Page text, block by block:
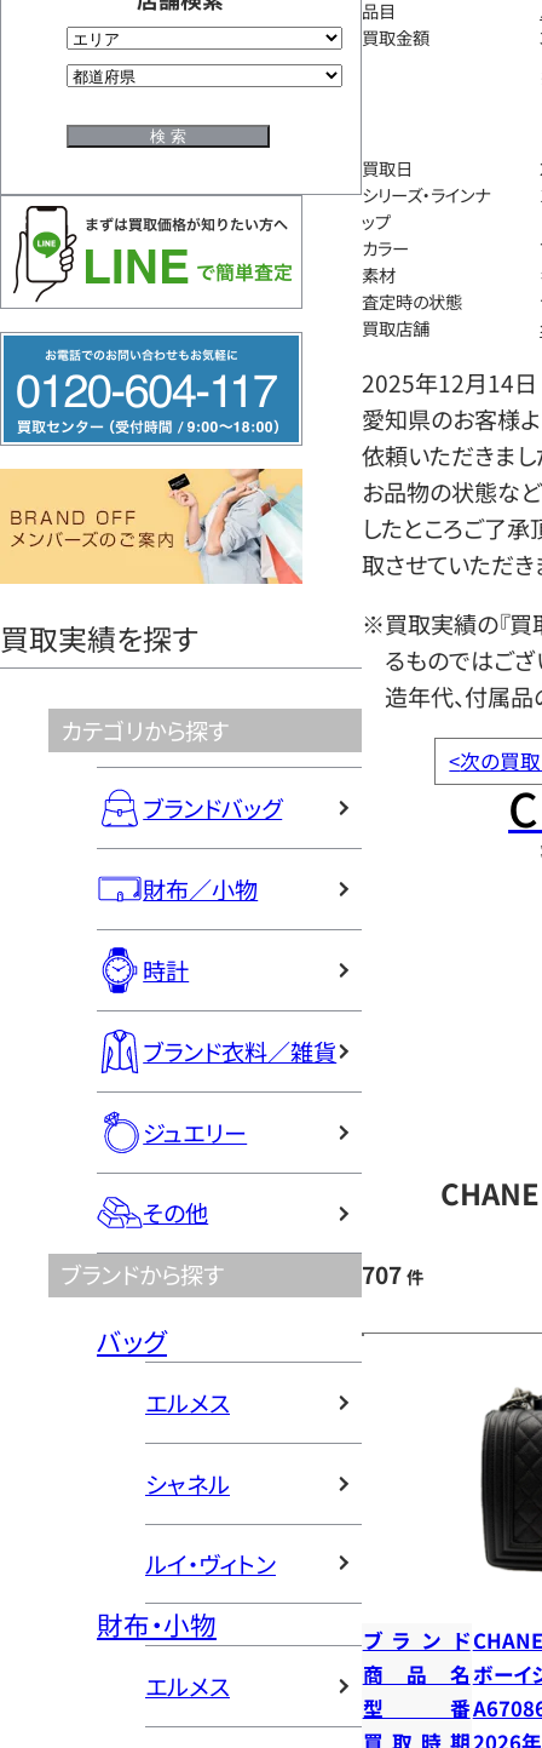
リ
ー
ヤ
買取実績を探す
カテゴリから探す
ブランドバッグ
財布／小物
時計
ブランド衣料／雑貨
ジュエリー
その他
ブランドから探す
バッグ
エルメス
シャネル
ルイ・ヴィトン
財布・小物
エルメス
品目
買取金額
買取日
シリーズ・ラインナ
ップ
カラー
素材
査定時の状態
買取店舗
2025年12月14日
愛知県のお客様
依頼いただきまし
お品物の状態など
したところご了
取させていただき
※買取実績の『買
るものではござ
造年代、付属品
<次の買
707 件
ブランド
商品名ボーイ
型番
買取時期2026